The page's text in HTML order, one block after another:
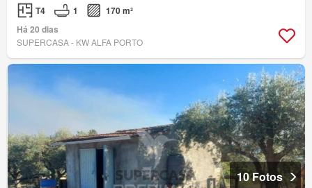
T4 1
170 m²
Há 20 dias
SUPERCASA - KW ALFA PORTO
10 Fotos